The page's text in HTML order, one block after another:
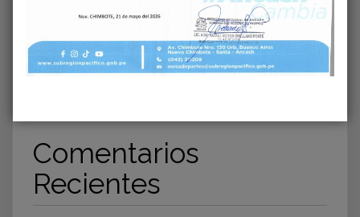
𝐒𝐄𝐆𝐔𝐑𝐈𝐃𝐀𝐃 𝐂𝐈𝐔𝐃𝐀𝐃𝐀𝐍𝐀 𝐘 𝐏𝐑𝐄𝐕𝐄𝐍𝐂𝐈𝐎́𝐍 𝐀𝐍𝐓𝐄
𝗚𝗢𝗕𝗜𝗘𝗥𝗡𝗢 𝗥𝗘𝗚𝗜𝗢𝗡𝗔𝗟 𝗗𝗘 Á𝗡𝗖𝗔𝗦𝗛
𝗚𝗔𝗥𝗔𝗡𝗧𝗜𝗭𝗔 𝗤𝗨𝗘 𝗘𝗟 𝗖𝗢𝗟𝗜𝗦𝗘𝗢 𝗚𝗥𝗔𝗡
Comentarios
Recientes